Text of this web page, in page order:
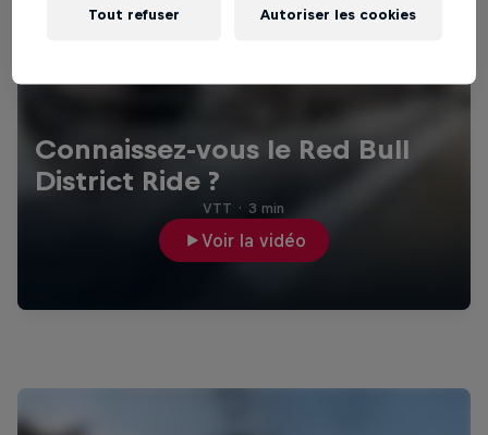
Connaissez-vous le Red Bull
District Ride ?
Voir la vidéo
VTT · 3 min
Tout refuser Autoriser les cookies